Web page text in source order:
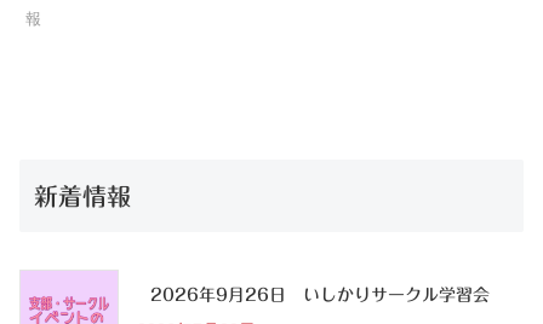
報
新着情報
2026年9月26日 いしかりサークル学習会